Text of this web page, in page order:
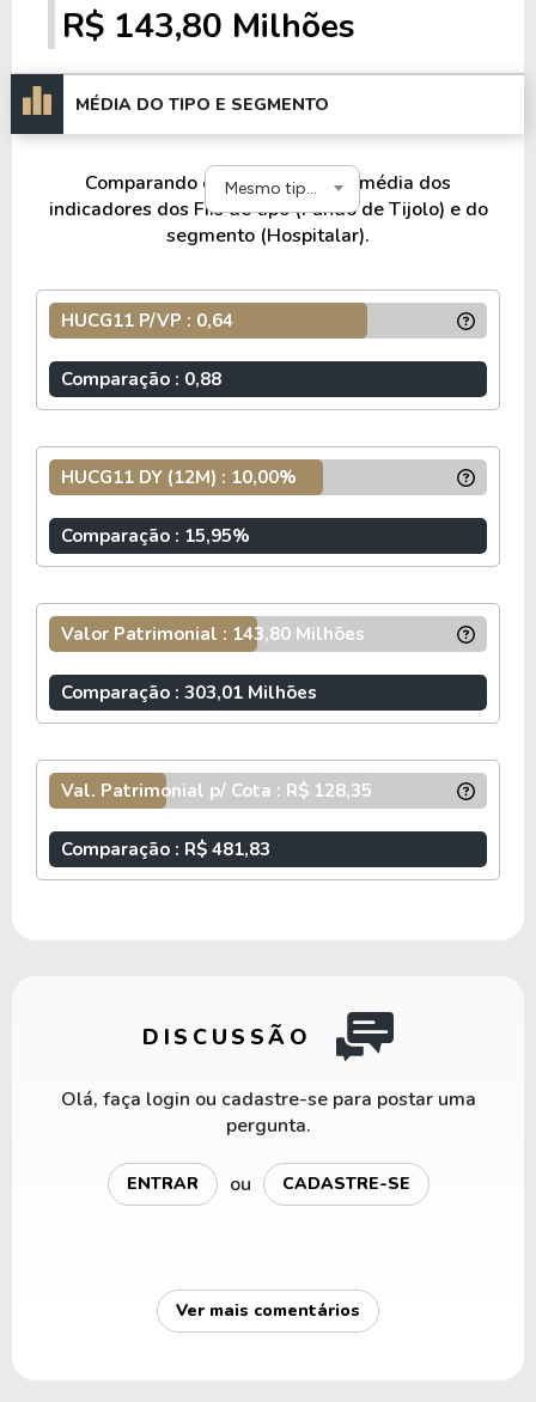
Dividend Yeld acumulado nos últimos 12 meses
de 10%.
Os fundos de tijolo, também conhecidos como
fundo de renda, são chamados assim por
Normalmente o capital levantada pelos fundos de
tijolo são utilizados para aquisição ou construção
de imóveis, para que estes passem a gerar uma
R$ 143,80 Milhões
MÉDIA DO TIPO E SEGMENTO
Mesmo tipo e segmento
Comparando o HUCG11 com a média dos
indicadores dos FIIs de tipo (Fundo de Tijolo) e do
segmento (Hospitalar).
HUCG11 P/VP : 0,64
Comparação : 0,88
HUCG11 DY (12M) : 10,00%
Comparação : 15,95%
Valor Patrimonial : 143,80 Milhões
Comparação : 303,01 Milhões
Val. Patrimonial p/ Cota : R$ 128,35
Comparação : R$ 481,83
DISCUSSÃO
Olá, faça login ou cadastre-se para postar uma
pergunta.
ENTRAR ou CADASTRE-SE
Ver mais comentários